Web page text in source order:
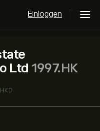
Einloggen
Ltd 1997.HK